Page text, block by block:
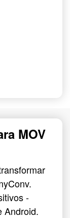
MOV
-
Android.